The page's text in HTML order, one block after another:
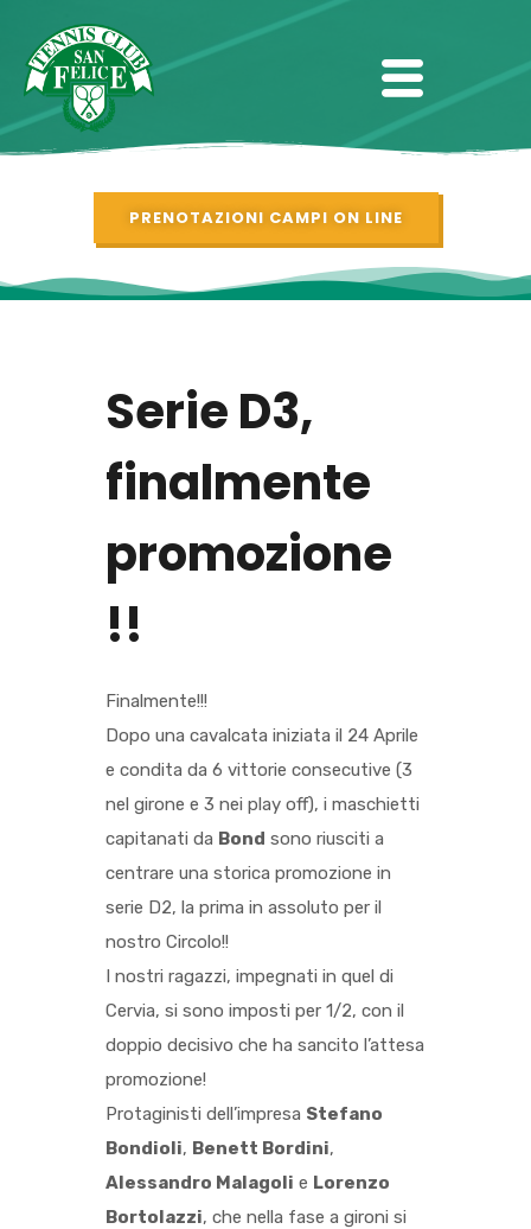
PRENOTAZIONI CAMPI ON LINE
Serie D3,
finalmente
promozione
!!
Finalmente!!!
Dopo una cavalcata iniziata il 24 Aprile
e condita da 6 vittorie consecutive (3
nel girone e 3 nei play off), i maschietti
capitanati da Bond sono riusciti a
centrare una storica promozione in
serie D2, la prima in assoluto per il
nostro Circolo!!
I nostri ragazzi, impegnati in quel di
Cervia, si sono imposti per 1/2, con il
doppio decisivo che ha sancito l’attesa
promozione!
Protaginisti dell’impresa Stefano
Bondioli, Benett Bordini,
Alessandro Malagoli e Lorenzo
Bortolazzi, che nella fase a gironi si